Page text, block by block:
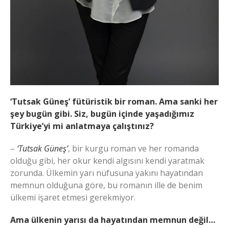
‘Tutsak Güneş’ fütüristik bir roman. Ama sanki her
şey bugün gibi. Siz, bugün içinde yaşadığımız
Türkiye’yi mi anlatmaya çalıştınız?
– ‘Tutsak Güneş’, bir kurgu roman ve her romanda
olduğu gibi, her okur kendi algısını kendi yaratmak
zorunda. Ülkemin yarı nüfusuna yakını hayatından
memnun olduğuna göre, bu romanın ille de benim
ülkemi işaret etmesi gerekmiyor.
Ama ülkenin yarısı da hayatından memnun değil…